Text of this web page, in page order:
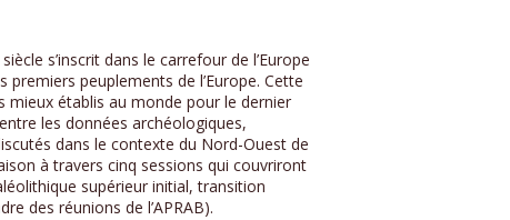
s’inscrit dans le carrefour de l’Europe
peuplements de l’Europe. Cette
établis au monde pour le dernier
les données archéologiques,
dans le contexte du Nord-Ouest de
à travers cinq sessions qui couvriront
supérieur initial, transition
des réunions de l’APRAB).